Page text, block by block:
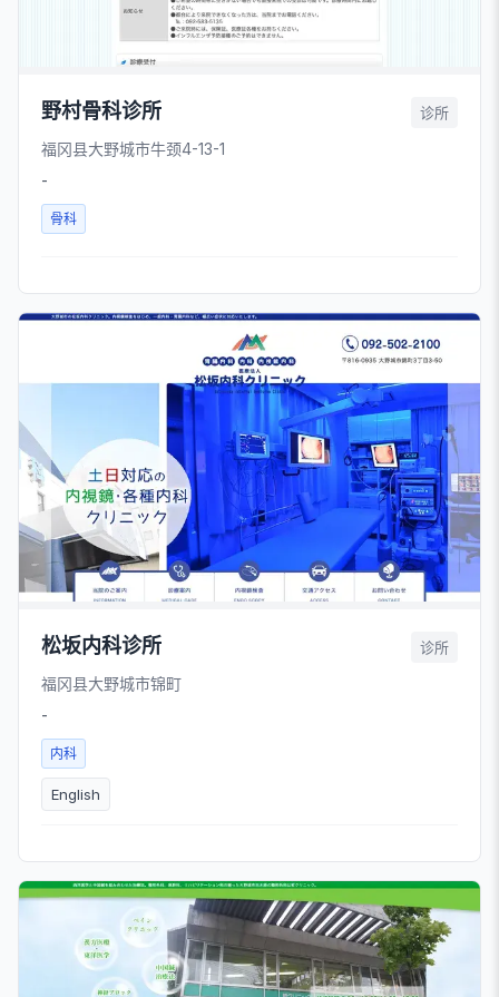
野村骨科诊所 诊所
福冈县大野城市牛颈4-13-1
-
骨科
松坂内科诊所 诊所
福冈县大野城市锦町
-
内科
English